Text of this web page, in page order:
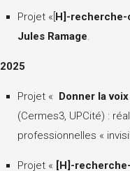
Projet «[ H]-recherche-
Jules Ramage.
2025
Projet « Donner la
(Cermes3, UPCité) :
professionnelles «
Projet « [H]-